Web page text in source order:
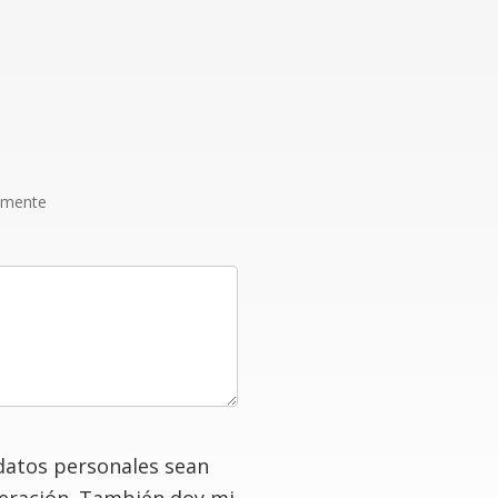
personales sean